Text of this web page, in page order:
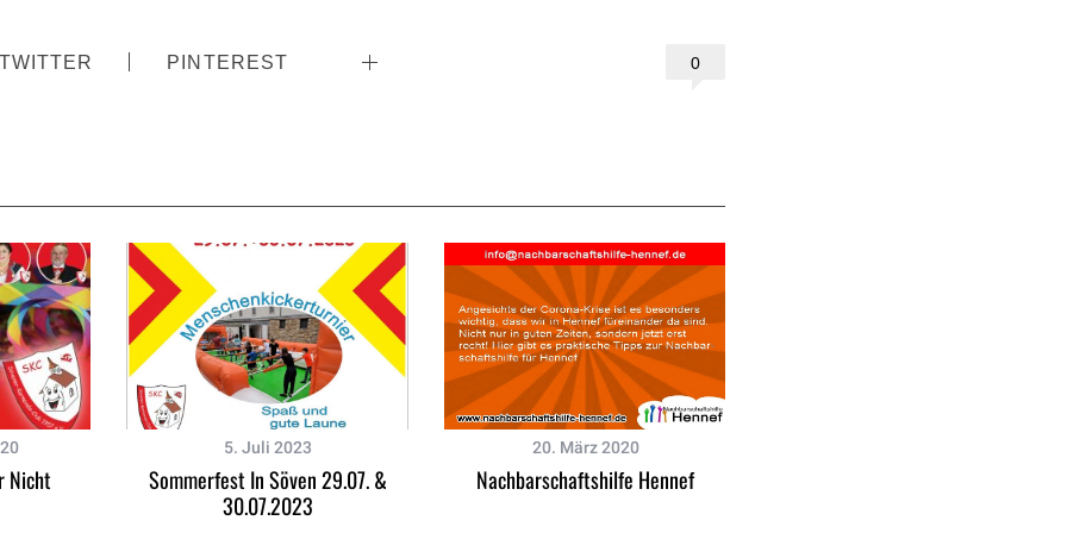
0
PINTEREST
Nicht
5. Juli 2023
Sommerfest In Söven 29.07. &
30.07.2023
20. März 2020
Nachbarschaftshilfe Hennef